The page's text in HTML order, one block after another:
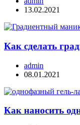
13.02.2021
Как сделать
admin
08.01.2021
Как наносить